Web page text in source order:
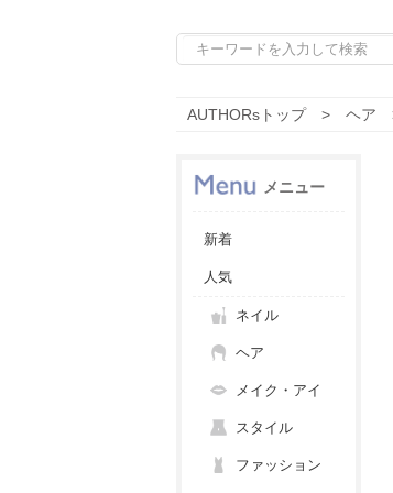
AUTHORsトップ ヘア
メニュー
新着
人気
ネイル
ヘア
メイク・アイ
スタイル
ファッション